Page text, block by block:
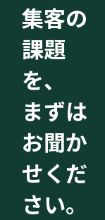
集客の
課題
を、
まずは
お聞か
せくだ
さい。